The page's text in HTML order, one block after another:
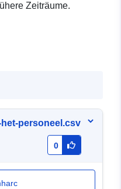
Zeiträume.
personeel.csv
0